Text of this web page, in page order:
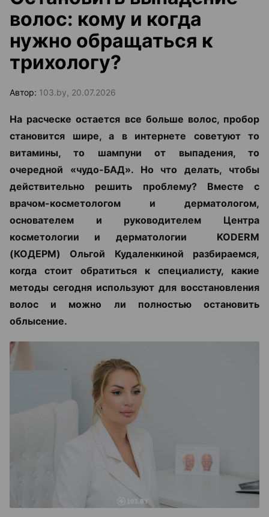
волос: кому и когда
нужно обращаться к
трихологу?
Автор: 103.by, 20.07.2026
На расческе остается все больше волос, пробор
становится шире, а в интернете советуют то
витамины, то шампуни от выпадения, то
очередной «чудо-БАД». Но что делать, чтобы
действительно решить проблему? Вместе с
врачом-косметологом и дерматологом,
основателем и руководителем Центра
косметологии и дерматологии KODERM
(КОДЕРМ) Ольгой Кудаленкиной разбираемся,
когда стоит обратиться к специалисту, какие
методы сегодня используют для восстановления
волос и можно ли полностью остановить
облысение.